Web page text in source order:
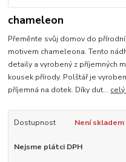
chameleon
Přeměnte svůj domov do
motivem chameleona. Tento
detaily a vyrobený z příjemných
kousek přírody. Polštář je
příjemná na dotek. Díky dut...
Dostupnost Není skladem
Nejsme plátci DPH